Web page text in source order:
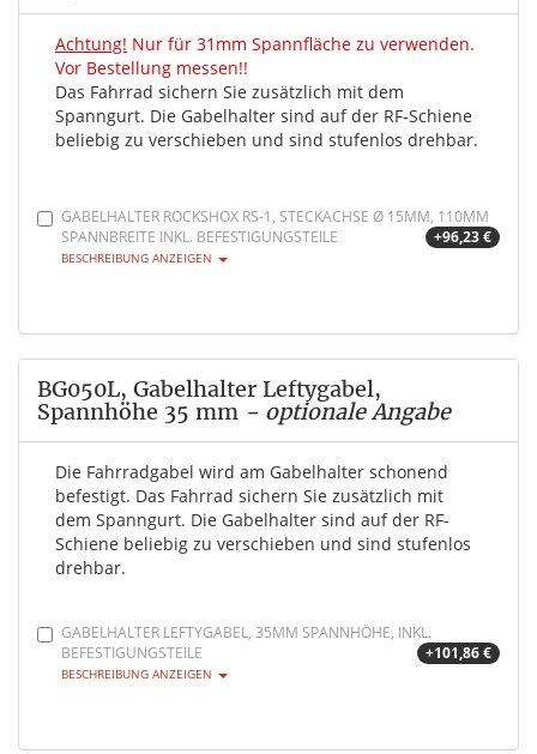
Achtung! Nur für 31mm Spannfläche zu verwenden.
Vor Bestellung messen!!
Das Fahrrad sichern Sie zusätzlich mit dem
Spanngurt. Die Gabelhalter sind auf der RF-Schiene
beliebig zu verschieben und sind stufenlos drehbar.
GABELHALTER ROCKSHOX RS-1, STECKACHSE Ø 15MM, 110MM
SPANNBREITE INKL. BEFESTIGUNGSTEILE
+96,23 €
BESCHREIBUNG ANZEIGEN
BG050L, Gabelhalter Leftygabel,
Spannhöhe 35 mm - optionale Angabe
Die Fahrradgabel wird am Gabelhalter schonend
befestigt. Das Fahrrad sichern Sie zusätzlich mit
dem Spanngurt. Die Gabelhalter sind auf der RF-
Schiene beliebig zu verschieben und sind stufenlos
drehbar.
GABELHALTER LEFTYGABEL, 35MM SPANNHÖHE, INKL.
BEFESTIGUNGSTEILE
+101,86 €
BESCHREIBUNG ANZEIGEN